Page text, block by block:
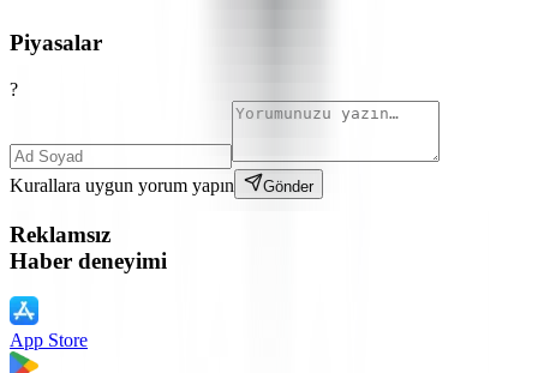
Piyasalar
?
Kurallara uygun yorum yapın Gönder
Reklamsız
Haber deneyimi
App Store